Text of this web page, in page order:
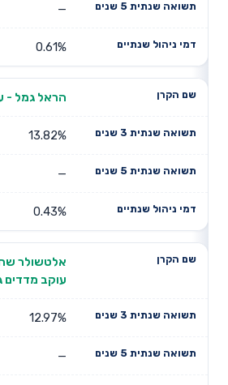
—
0.61%
הראל גמל -
13.82%
—
0.43%
אלטשולר
עוקב מדדים
12.97%
—